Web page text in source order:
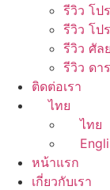
รีวิว โป
รีวิว โป
รีวิว ศัล
รีวิว ดา
ติดต่อเรา
ไทย
ไทย
หน้าแรก
เกี่ยวกับเรา